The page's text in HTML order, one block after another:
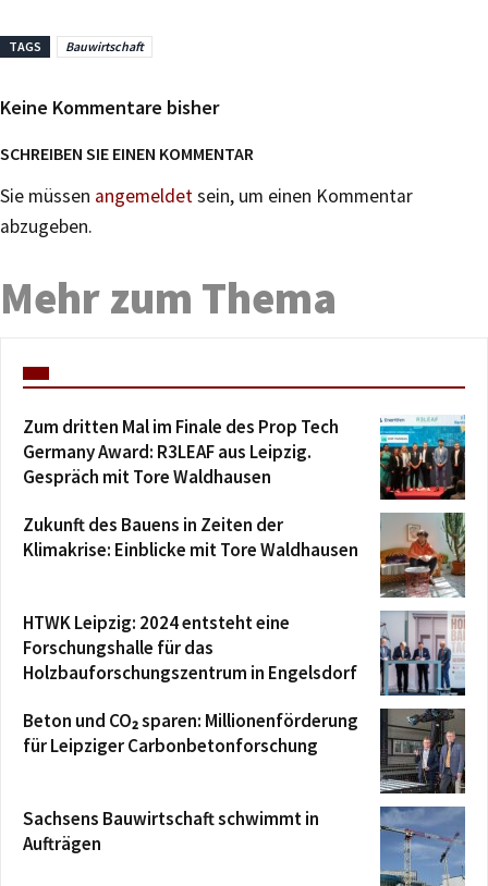
TAGS Bauwirtschaft
Keine Kommentare bisher
SCHREIBEN SIE EINEN KOMMENTAR
Sie müssen angemeldetsein, um einen Kommentar
abzugeben.
Mehr zum Thema
Zum dritten Mal im Finale des Prop Tech
Germany Award: R3LEAF aus Leipzig.
Gespräch mit Tore Waldhausen
Zukunft des Bauens in Zeiten der
Klimakrise: Einblicke mit Tore Waldhausen
HTWK Leipzig: 2024 entsteht eine
Forschungshalle für das
Holzbauforschungszentrum in Engelsdorf
Beton und CO₂ sparen: Millionenförderung
für Leipziger Carbonbetonforschung
Sachsens Bauwirtschaft schwimmt in
Aufträgen